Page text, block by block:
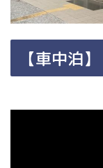
【車中泊】